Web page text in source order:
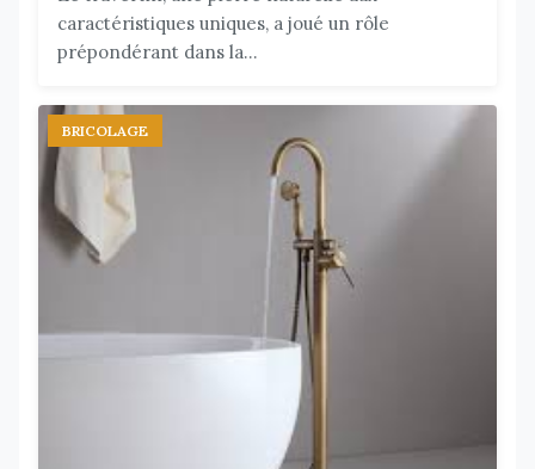
caractéristiques uniques, a joué un rôle
prépondérant dans la...
BRICOLAGE